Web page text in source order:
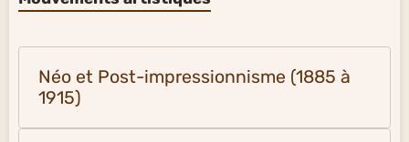
Néo et Post-impressionnisme (1885 à
1915)